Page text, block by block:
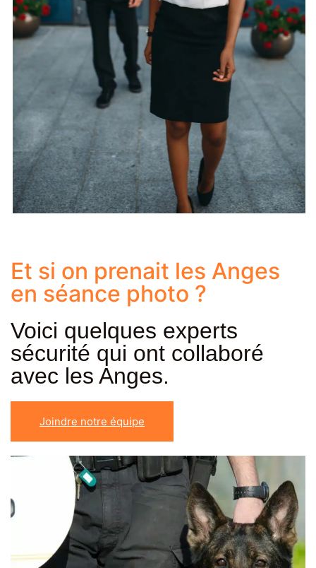
Et si on prenait les Anges
en séance photo ?
Voici quelques experts
sécurité qui ont collaboré
avec les Anges.
Joindre notre équipe